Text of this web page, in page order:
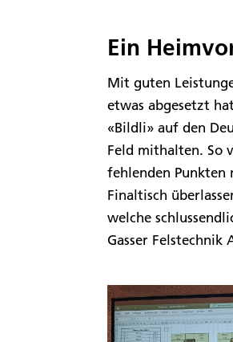
Ein
Mit guten
etwas abgesetzt
«Bildli» auf den
Feld mithalten. So
fehlenden Punkten
Finaltisch
welche
Gasser Felstechnik